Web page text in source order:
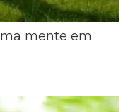
mente em